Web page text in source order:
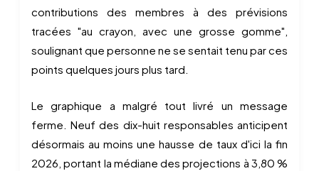
contributions des membres à des prévisions
tracées "au crayon, avec une grosse gomme",
soulignant que personne ne se sentait tenu par ces
points quelques jours plus tard.
Le graphique a malgré tout livré un message
ferme. Neuf des dix-huit responsables anticipent
désormais au moins une hausse de taux d'ici la fin
2026, portant la médiane des projections à 3,80 %